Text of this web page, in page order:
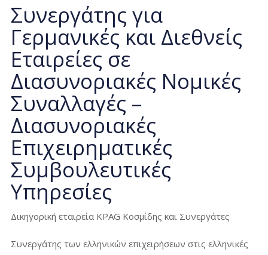
Συνεργάτης για
Γερμανικές και Διεθνείς
Εταιρείες σε
Διασυνοριακές Νομικές
Συναλλαγές –
Διασυνοριακές
Επιχειρηματικές
Συμβουλευτικές
Υπηρεσίες
Δικηγορική εταιρεία KPAG Κοσμίδης και Συνεργάτες
Συνεργάτης των ελληνικών επιχειρήσεων στις ελληνικές